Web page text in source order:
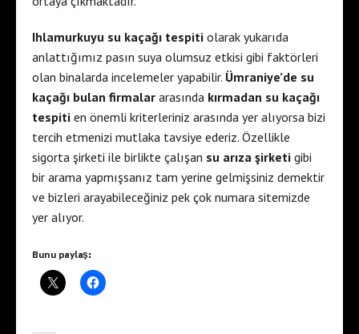
Ihlamurkuyu su kaçağı tespiti olarak yukarıda
anlattığımız pasın suya olumsuz etkisi gibi faktörleri
olan binalarda incelemeler yapabilir. Ümraniye’de su
kaçağı bulan firmalar arasında kırmadan su kaçağı
tespiti en önemli kriterleriniz arasında yer alıyorsa bizi
tercih etmenizi mutlaka tavsiye ederiz. Özellikle
sigorta şirketi ile birlikte çalışan su arıza şirketi gibi
bir arama yapmışsanız tam yerine gelmişsiniz demektir
ve bizleri arayabileceğiniz pek çok numara sitemizde
yer alıyor.
Bunu paylaş: